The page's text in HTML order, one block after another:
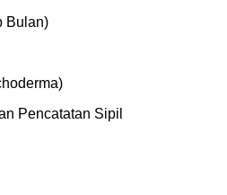
Bulan)
Pencatatan Sipil